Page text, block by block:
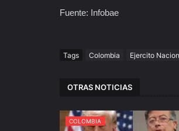
Fuente: Infobae
Tags Colombia Ejercito
OTRAS NOTICIAS
COLOMBIA